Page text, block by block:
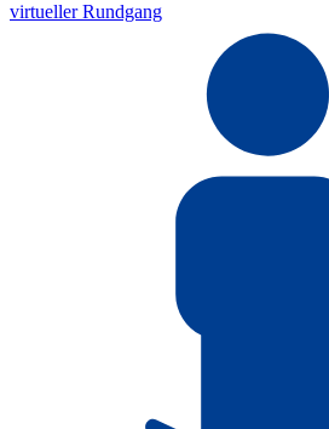
virtueller Rundgang